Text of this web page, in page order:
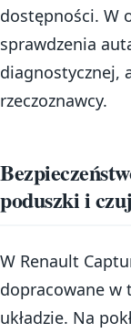
dostępności. W
sprawdzenia
diagnostycznej,
rzeczoznawcy.
poduszki i
W Renault
dopracowane w
układzie. Na